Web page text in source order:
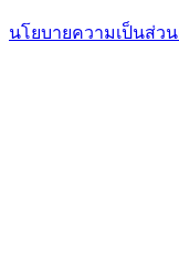
นโยบายความเป็นส่ว